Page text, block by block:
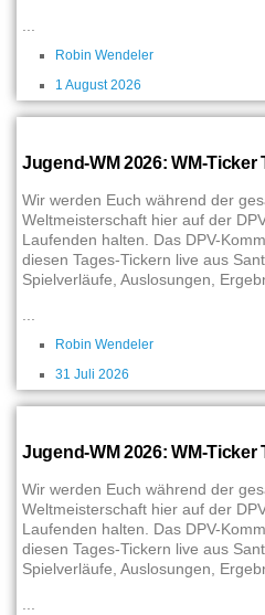
Robin Wendeler
1 August 2026
Jugend-WM 2026: WM-Ticker
Wir werden Euch während der
Weltmeisterschaft hier auf der
Laufenden halten. Das DPV-
diesen Tages-Tickern live aus
Spielverläufe, Auslosungen,
Robin Wendeler
31 Juli 2026
Jugend-WM 2026: WM-Ticker
Wir werden Euch während der
Weltmeisterschaft hier auf der
Laufenden halten. Das DPV-
diesen Tages-Tickern live aus
Spielverläufe, Auslosungen,